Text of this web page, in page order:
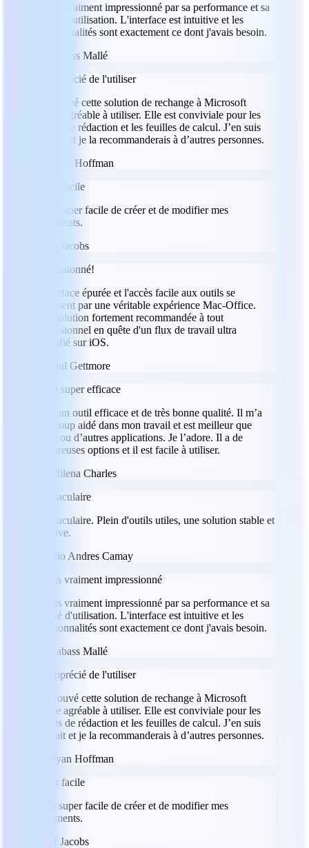
Je suis vraiment impressionné par sa performance et sa
facilité d'utilisation. L'interface est intuitive et les
fonctionnalités sont exactement ce dont j'avais besoin.
Labass Mallé
J'ai apprécié de l'utiliser
J’ai trouvé cette solution de rechange à Microsoft
Office agréable à utiliser. Elle est conviviale pour les
projets de rédaction et les feuilles de calcul. J’en suis
satisfait et je la recommanderais à d’autres personnes.
Ryan Hoffman
Super facile
C’est super facile de créer et de modifier mes
documents.
Jeff Jacobs
Impressionné!
L'interface épurée et l'accès facile aux outils se
traduisent par une véritable expérience Mac-Office.
Une solution fortement recommandée à tout
professionnel en quête d'un flux de travail ultra
simplifié sur iOS.
Paul Gettmore
Appli super efficace
C’est un outil efficace et de très bonne qualité. Il m’a
beaucoup aidé dans mon travail et est meilleur que
Word ou d’autres applications. Je l’adore. Il a de
nombreuses options et il est facile à utiliser.
Milena Charles
Spectaculaire
Spectaculaire. Plein d'outils utiles, une solution stable et
intuitive.
Julio Andres Camay
Je suis vraiment impressionné
Je suis vraiment impressionné par sa performance et sa
facilité d'utilisation. L'interface est intuitive et les
fonctionnalités sont exactement ce dont j'avais besoin.
Labass Mallé
J'ai apprécié de l'utiliser
J’ai trouvé cette solution de rechange à Microsoft
Office agréable à utiliser. Elle est conviviale pour les
projets de rédaction et les feuilles de calcul. J’en suis
satisfait et je la recommanderais à d’autres personnes.
Ryan Hoffman
Super facile
C’est super facile de créer et de modifier mes
documents.
Jeff Jacobs